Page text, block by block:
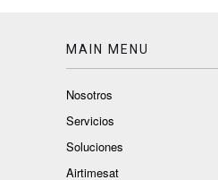
MAIN MENU
Nosotros
Servicios
Soluciones
Airtimesat